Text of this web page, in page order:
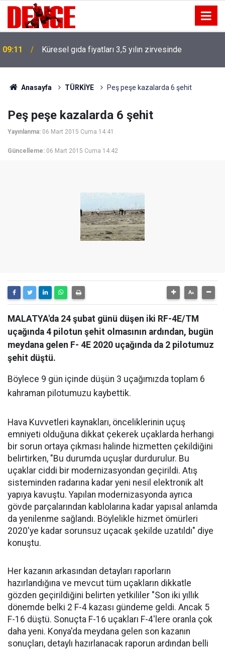
09:11 Küresel gıda fiyatları 3,5 yılın zirvesinde
Anasayfa TÜRKİYE Peş peşe kazalarda 6 şehit
Peş peşe kazalarda 6 şehit
Yayınlanma: 06 Mart 2015 Cuma 14:41
Güncelleme: 06 Mart 2015 Cuma 14:42
MALATYA'da 24 şubat günü düşen iki RF-4E/TM
uçağında 4 pilotun şehit olmasının ardından, bugün
meydana gelen F- 4E 2020 uçağında da 2 pilotumuz
şehit düştü.
Böylece 9 gün içinde düşün 3 uçağımızda toplam 6
kahraman pilotumuzu kaybettik.
Hava Kuvvetleri kaynakları, önceliklerinin uçuş
emniyeti olduğuna dikkat çekerek uçaklarda herhangi
bir sorun ortaya çıkması halinde hizmetten çekildiğini
belirtirken, "Bu durumda uçuşlar durdurulur. Bu
uçaklar ciddi bir modernizasyondan geçirildi. Atış
sisteminden radarına kadar yeni nesil elektronik alt
yapıya kavuştu. Yapılan modernizasyonda ayrıca
gövde parçalarından kablolarına kadar yapısal anlamda
da yenilenme sağlandı. Böylelikle hizmet ömürleri
2020'ye kadar sorunsuz uçacak şekilde uzatıldı" diye
konuştu.
Her kazanın arkasından detayları raporların
hazırlandığına ve mevcut tüm uçakların dikkatle
gözden geçirildiğini belirten yetkililer "Son iki yıllık
dönemde belki 2 F-4 kazası gündeme geldi. Ancak 5
F-16 düştü. Sonuçta F-16 uçakları F-4'lere oranla çok
daha yeni. Konya'da meydana gelen son kazanın
sonuçları, detaylı hazırlanacak raporun ardından belli